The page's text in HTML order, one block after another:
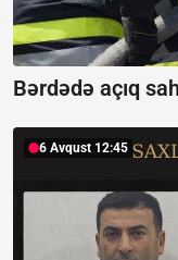
Bərdədə açıq
6 Avqust 12:45